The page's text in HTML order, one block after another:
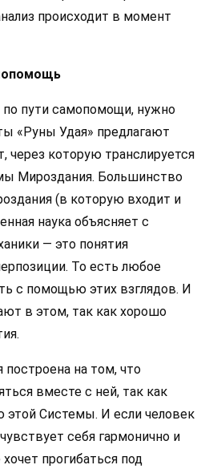
происходит в момент
по пути самопомощи, нужно
«Руны Удая» предлагают
через которую транслируется
Мироздания. Большинство
(в которую входит и
наука объясняет с
— это понятия
То есть любое
с помощью этих взглядов. И
в этом, так как хорошо
на том, что
вместе с ней, так как
этой Системы. И если человек
себя гармонично и
прогибаться под